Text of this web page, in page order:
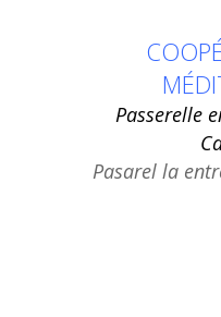
Passerelle
Pasarel la